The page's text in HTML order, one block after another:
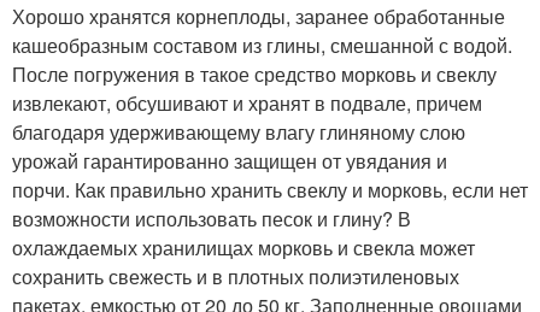
Хорошо хранятся корнеплоды, заранее обработанные
кашеобразным составом из глины, смешанной с водой.
После погружения в такое средство морковь и свеклу
извлекают, обсушивают и хранят в подвале, причем
благодаря удерживающему влагу глиняному слою
урожай гарантированно защищен от увядания и
порчи. Как правильно хранить свеклу и морковь, если нет
возможности использовать песок и глину? В
охлаждаемых хранилищах морковь и свекла может
сохранить свежесть и в плотных полиэтиленовых
пакетах, емкостью от 20 до 50 кг. Заполненные овощами